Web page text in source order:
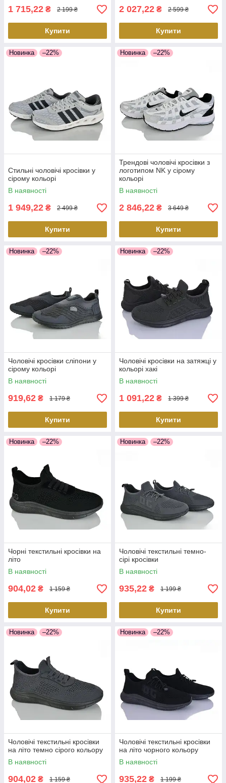
1 715,22 ₴ 2 199 ₴
Купити
2 027,22 ₴ 2 599 ₴
Купити
Новинка –22%
Стильні чоловічі кросівки у
сірому кольорі
В наявності
1 949,22 ₴ 2 499 ₴
Купити
Новинка –22%
Трендові чоловічі кросівки з
логотипом NK у сірому
кольорі
В наявності
2 846,22 ₴ 3 649 ₴
Купити
Новинка –22%
Чоловічі кросівки сліпони у
сірому кольорі
В наявності
919,62 ₴ 1 179 ₴
Купити
Новинка –22%
Чоловічі кросівки на затяжці у
кольорі хакі
В наявності
1 091,22 ₴ 1 399 ₴
Купити
Новинка –22%
Чорні текстильні кросівки на
літо
В наявності
904,02 ₴ 1 159 ₴
Купити
Новинка –22%
Чоловічі текстильні темно-
сірі кросівки
В наявності
935,22 ₴ 1 199 ₴
Купити
Новинка –22%
Чоловічі текстильні кросівки
на літо темно сірого кольору
В наявності
904,02 ₴ 1 159 ₴
Новинка –22%
Чоловічі текстильні кросівки
на літо чорного кольору
В наявності
935,22 ₴ 1 199 ₴